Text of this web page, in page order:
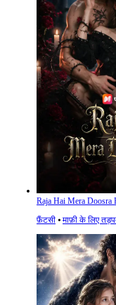
Raja Hai Mera Doosra
फ़ैंटसी ⦁ माफ़ी के लिए